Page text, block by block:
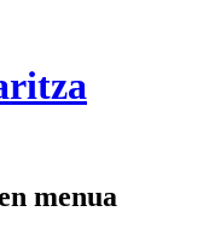
menua